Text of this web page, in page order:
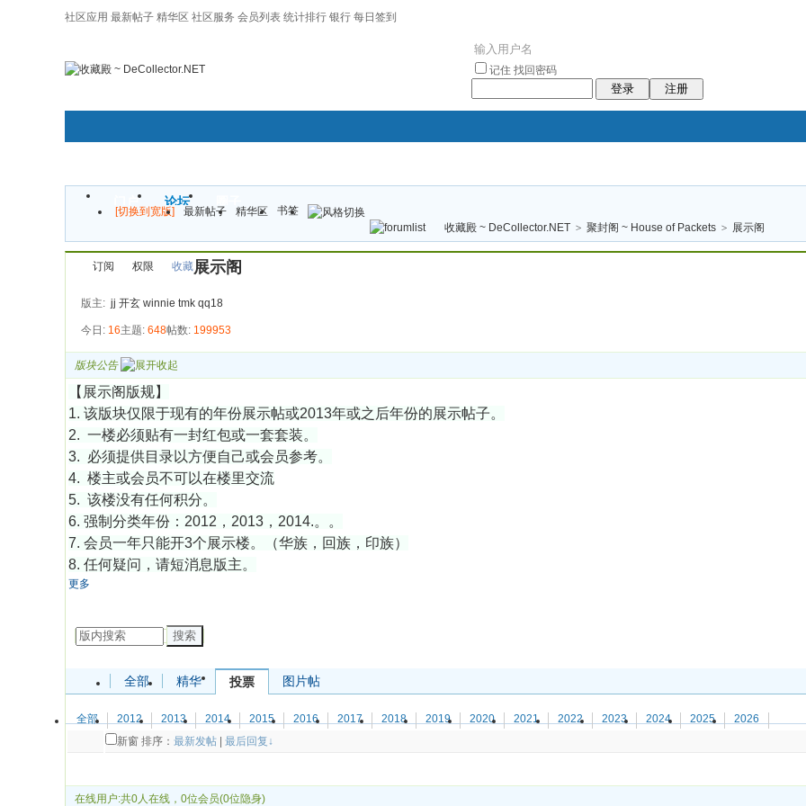
社区应用 最新帖子 精华区 社区服务 会员列表 统计排行 银行 每日签到
记住 找回密码
登录 注册
门户 论坛
褔
袠袠袥眩褦
[切换到宽版] 最新帖子 精华区
书签
收藏殿 ~ DeCollector.NET > 聚封阁 ~ House of Packets > 展示阁
订阅 权限 展示阁
收藏
版主: jj 开玄 winnie tmk qq18
今日: 16主题: 648帖数: 199953
版块公告
【展示阁版规】
1. 该版块仅限于现有的年份展示帖或2013年或之后年份的展示帖子。
2. 一楼必须贴有一封红包或一套套装。
3. 必须提供目录以方便自己或会员参考。
4. 楼主或会员不可以在楼里交流
5. 该楼没有任何积分。
6. 强制分类年份：2012，2013，2014.。。
7. 会员一年只能开3个展示楼。（华族，回族，印族）
8. 任何疑问，请短消息版主。
更多
搜索
全部 精华 投票 图片帖
全部 2012 2013 2014 2015 2016 2017 2018 2019 2020 2021 2022 2023 2024 2025
2026
新窗 排序： 最新发帖 最后回复↓
在线用户:共0人在线，0位会员(0位隐身)